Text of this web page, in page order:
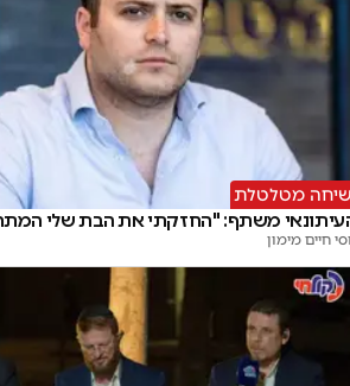
שיחה מטלטלת
משתף: "החזקתי את הבת שלי
חיים מימון